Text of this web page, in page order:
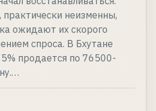
неизменны,
ожидают их скорого
спроса. В Бхутане
продается по 76500-